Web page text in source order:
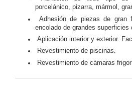
porcelánico, pizarra, mármol,
Adhesión de piezas de gran
encolado de grandes superficies
Aplicación interior y exterior.
Revestimiento de piscinas.
Revestimiento de cámaras